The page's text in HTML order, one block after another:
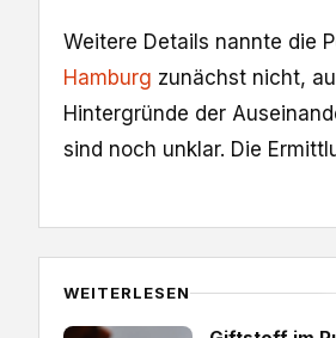
Weitere Details nannte die
Hamburg zunächst nicht,
Hintergründe der
sind noch unklar. Die
WEITERLESEN